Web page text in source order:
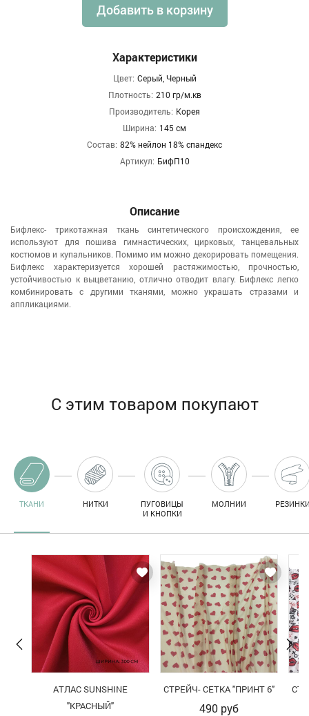
Добавить в корзину
Характеристики
Цвет: Серый, Черный
Плотность: 210 гр/м.кв
Производитель: Корея
Ширина: 145 см
Состав: 82% нейлон 18% спандекс
Артикул: БифП10
Описание
Бифлекс- трикотажная ткань синтетического происхождения, ее
используют для пошива гимнастических, цирковых, танцевальных
костюмов и купальников. Помимо им можно декорировать помещения.
Бифлекс характеризуется хорошей растяжимостью, прочностью,
устойчивостью к выцветанию, отлично отводит влагу. Бифлекс легко
комбинировать с другими тканями, можно украшать стразами и
аппликациями.
С этим товаром покупают
ТКАНИ НИТКИ
ПУГОВИЦЫ
И КНОПКИ
МОЛНИИ
АТЛАС SUNSHINE
"КРАСНЫЙ"
СТРЕЙЧ- СЕТКА "ПРИНТ 6"
490руб